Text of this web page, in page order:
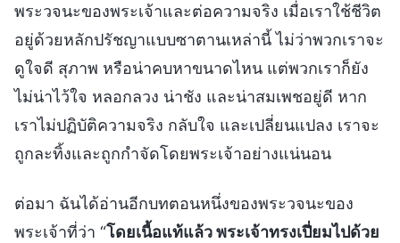
พระวจนะของพระเจ้าและต่อความจริง เมื่อเราใช้ชีวิต
อยู่ด้วยหลักปรัชญาแบบซาตานเหล่านี้ ไม่ว่าพวกเราจะ
ดูใจดี สุภาพ หรือน่าคบหาขนาดไหน แต่พวกเราก็ยัง
ไม่น่าไว้ใจ หลอกลวง น่าชัง และน่าสมเพชอยู่ดี หาก
เราไม่ปฏิบัติความจริง กลับใจ และเปลี่ยนแปลง เราจะ
ถูกละทิ้งและถูกกำจัดโดยพระเจ้าอย่างแน่นอน
ต่อมา ฉันได้อ่านอีกบทตอนหนึ่งของพระวจนะของ
พระเจ้าที่ว่า “โดยเนื้อแท้แล้ว พระเจ้าทรงเปี่ยมไปด้วย